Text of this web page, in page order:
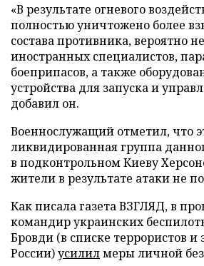
«В результате огневого
полностью уничтожено более
состава противника, вероятно
иностранных специалистов,
боеприпасов, а также
устройства для запуска и
добавил он.
Военнослужащий отметил, что
ликвидированная группа
в подконтрольном Киеву
жители в результате атаки не
Как писала газета ВЗГЛЯД, в
командир украинских
Бровди (в списке террористов и
России)усилилмеры личной